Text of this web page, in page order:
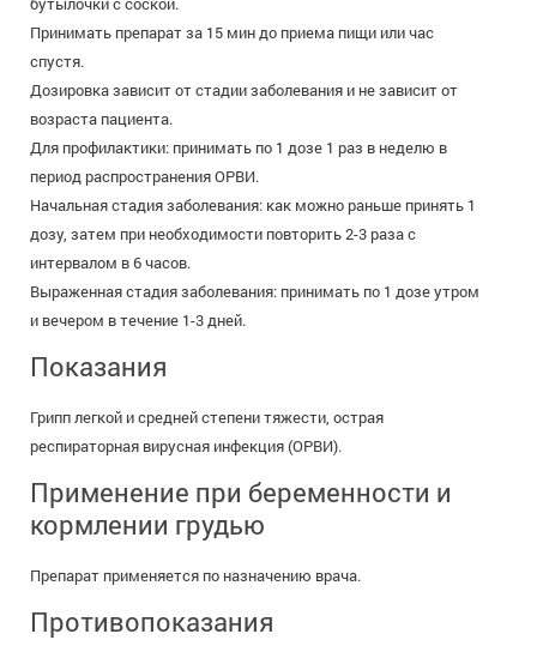
Принимать препарат за 15 мин до приема пищи или час
спустя.
Дозировка зависит от стадии заболевания и не зависит от
возраста пациента.
Для профилактики: принимать по 1 дозе 1 раз в неделю в
период распространения ОРВИ.
Начальная стадия заболевания: как можно раньше принять 1
дозу, затем при необходимости повторить 2-3 раза с
интервалом в 6 часов.
Выраженная стадия заболевания: принимать по 1 дозе утром
и вечером в течение 1-3 дней.
Показания
Грипп легкой и средней степени тяжести, острая
респираторная вирусная инфекция (ОРВИ).
Применение при беременности и
кормлении грудью
Препарат применяется по назначению врача.
Противопоказания